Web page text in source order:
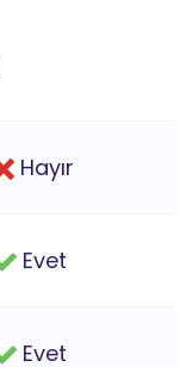
Hayır
Evet
Evet